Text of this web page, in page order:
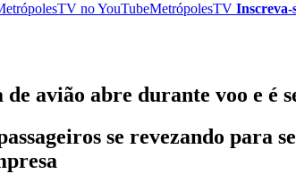
noYouTubeMetrópolesTV Inscreva-
avião abre durante voo e é
se revezando para